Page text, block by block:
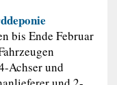
bis Ende Februar
Achser und